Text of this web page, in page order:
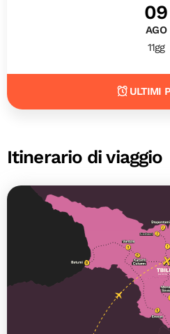
09
AGO
11gg
ULTIMI
Itinerario di viaggio